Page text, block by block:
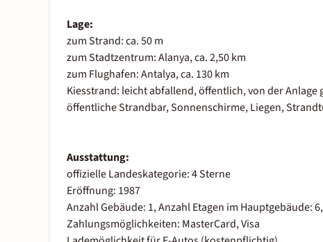
Lage:
zum Strand: ca. 50 m
zum Stadtzentrum: Alanya, ca. 2,50 km
zum Flughafen: Antalya, ca. 130 km
Kiesstrand: leicht abfallend, öffentlich, von der
öffentliche Strandbar, Sonnenschirme, Liegen,
Ausstattung:
offizielle Landeskategorie: 4 Sterne
Eröffnung: 1987
Anzahl Gebäude: 1, Anzahl Etagen im Hauptgebäude:
Zahlungsmöglichkeiten: MasterCard, Visa